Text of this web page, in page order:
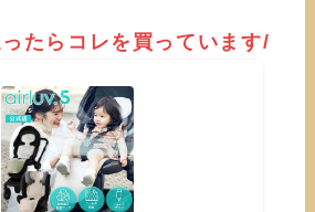
たらコレを買っています/